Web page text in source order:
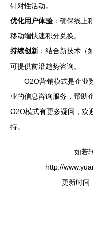
针对性活动。
优化用户体验 ：确保线上
移动端快速积分兑换。
持续创新 ：结合新技术（
可提供前沿趋势咨询。
O2O营销模式是企业
业的信息咨询服务，帮助
O2O模式有更多疑问，欢
持。
如若
http://
更新时间